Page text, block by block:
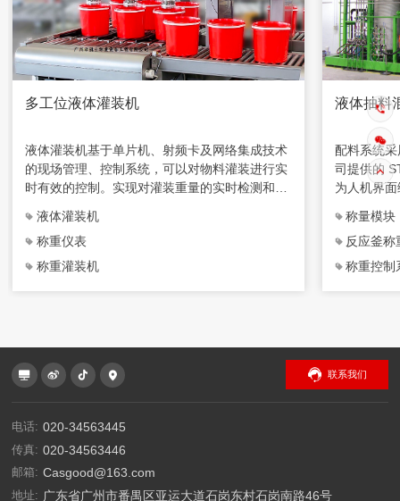
多工位液体灌装机
液体灌装机基于单片机、射频卡及网络集成技术
的现场管理、控制系统，可以对物料灌装进行实
时有效的控制。实现对灌装重量的实时检测和灌
微机化管理。
液体灌装机
称重仪表
称重灌装机
液体抽料
配料系统
司提供的
为人机界
通信，并
称量模块
反应釜称
称重控制
联系我们
电话: 020-34563445
传真: 020-34563446
邮箱: Casgood@163.com
地址: 广东省广州市番禺区亚运大道石岗东村石岗南路46号